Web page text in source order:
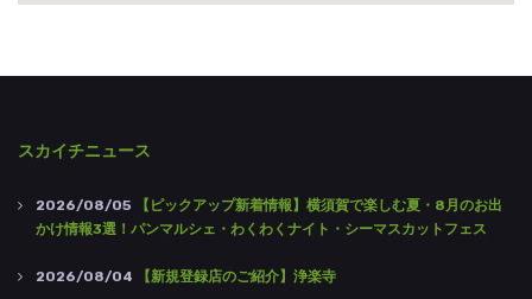
スカイチニュース
2026/08/05 【ピックアップ新着情報】横須賀で楽しむ夏・8月のお出
かけ情報3選！パンマルシェ・わくわくナイト・シーマスカットフェス
2026/08/04 【新規登録店のご紹介】浄楽寺